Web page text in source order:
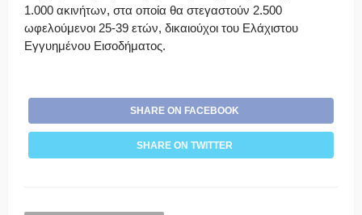
1.000 ακινήτων, στα οποία θα στεγαστούν 2.500
ωφελούμενοι 25-39 ετών, δικαιούχοι του Ελάχιστου
Εγγυημένου Εισοδήματος.
SHARE ON FACEBOOK
SHARE ON TWITTER